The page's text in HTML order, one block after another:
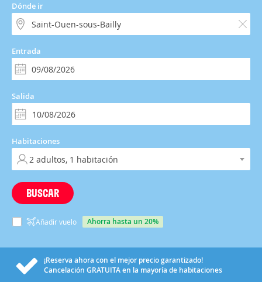
Dónde ir
Entrada
Salida
Habitaciones
BUSCAR
Añadir vuelo ahorra hasta un 20%
¡Reserva ahora con el mejor precio garantizado!
Cancelación GRATUITAen la mayoría de habitaciones